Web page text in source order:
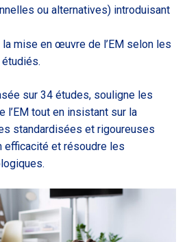
ou alternatives) introduisant
mise en œuvre de l’EM selon les
sur 34 études, souligne les
tout en insistant sur la
standardisées et rigoureuses
efficacité et résoudre les